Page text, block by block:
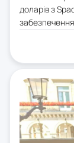
доларів з